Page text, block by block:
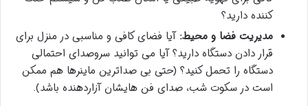
کننده دارید؟
مدیریت فضا و محیط: آیا فضای کافی و مناسبی در منزل برای
قرار دادن دستگاه دارید؟ آیا می توانید سروصدای احتمالی
دستگاه را تحمل کنید؟ (حتی بی صداترین ماینرها هم ممکن
است در سکوت شب، صدای فن هایشان آزاردهنده باشد).